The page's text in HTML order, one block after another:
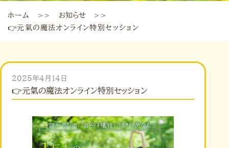
ホーム ＞＞ お知らせ ＞＞
👉元氣の魔法オンライン特別セッション
2025年4月14日
👉元氣の魔法オンライン特別セッション